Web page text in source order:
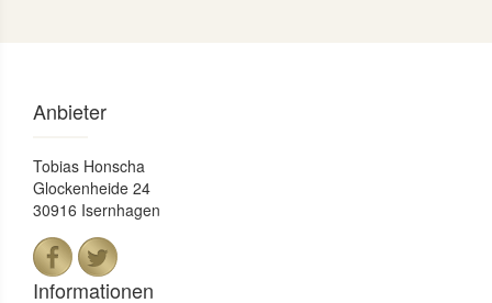
Anbieter
Tobias Honscha
Glockenheide 24
30916 Isernhagen
Informationen